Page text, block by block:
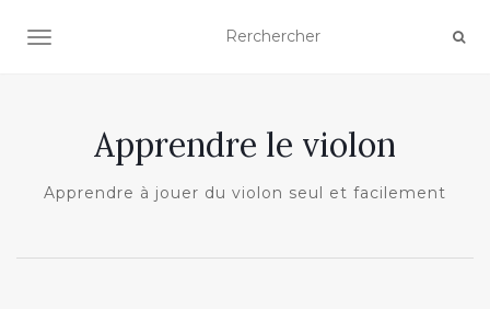
AFFICHER/MASQUER LA NAVIGATION
Apprendre le violon
Apprendre à jouer du violon seul et facilement